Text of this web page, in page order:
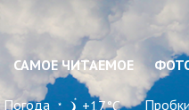
САМОЕ ЧИТАЕМОЕ
Погода +17°C Пробки